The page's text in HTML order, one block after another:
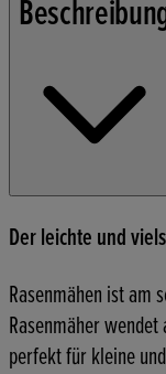
Der leichte und
Rasenmähen ist am
Rasenmäher
perfekt für kleine